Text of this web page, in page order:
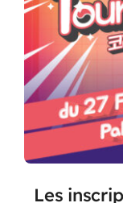
Les